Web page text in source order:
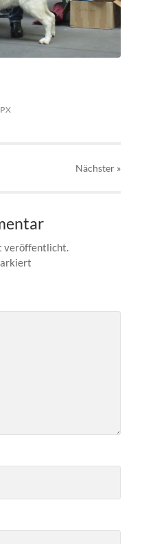
Nächster »
veröffentlicht.